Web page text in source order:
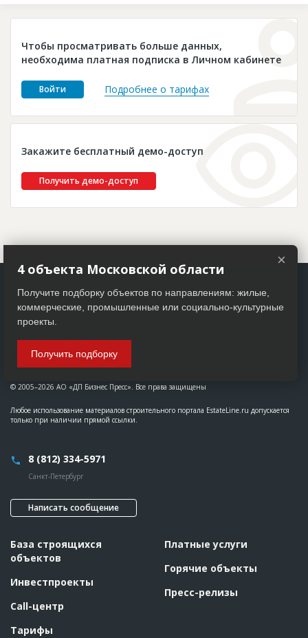
Глоссарий
Платные услуги
Пресс-релизы
Чтобы просматривать больше данных,
необходима платная подписка в Личном кабинете
Войти Подробнее о тарифах
Закажите бесплатный демо-доступ
Получить демо-доступ
© 2005–2026 АО «ДП Бизнес Пресс». Все права защищены
Любое использование материалов строительного портала EstateLine.ru допускается
только при наличии прямой ссылки.
8 (812) 334-5971
Санкт-Петербург
Написать сообщение
База строящихся
объектов
Инвестпроекты
Call-центр
Тарифы
Платные услуги
Горячие объекты
Пресс-релизы
×
4 объекта Московской области
Получите подборку объектов по направлениям: жилые,
коммерческие, промышленные или социально-культурные
проекты.
Получить подборку